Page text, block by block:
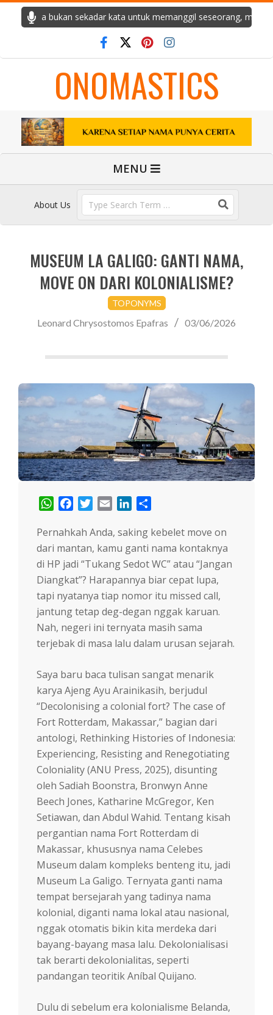
cerita. Ia bukan sekadar kata untuk memanggil seseorang,
ONOMASTICS
MENU
About Us
MUSEUM LA GALIGO: GANTI NAMA,
MOVE ON DARI KOLONIALISME?
TOPONYMS
Leonard Chrysostomos Epafras 03/06/2026
WhatsApp
FacebookTwitter
Email LinkedIn
Pernahkah Anda, saking kebelet move on
dari mantan, kamu ganti nama kontaknya
di HP jadi “Tukang Sedot WC” atau “Jangan
Diangkat”? Harapannya biar cepat lupa,
tapi nyatanya tiap nomor itu missed call,
jantung tetap deg-degan nggak karuan.
Nah, negeri ini ternyata masih sama
terjebak di masa lalu dalam urusan sejarah.
Saya baru baca tulisan sangat menarik
karya Ajeng Ayu Arainikasih, berjudul
“Decolonising a colonial fort? The case of
Fort Rotterdam, Makassar,” bagian dari
antologi, Rethinking Histories of Indonesia:
Experiencing, Resisting and Renegotiating
Coloniality (ANU Press, 2025), disunting
oleh Sadiah Boonstra, Bronwyn Anne
Beech Jones, Katharine McGregor, Ken
Setiawan, dan Abdul Wahid. Tentang kisah
pergantian nama Fort Rotterdam di
Makassar, khususnya nama Celebes
Museum dalam kompleks benteng itu, jadi
Museum La Galigo. Ternyata ganti nama
tempat bersejarah yang tadinya nama
kolonial, diganti nama lokal atau nasional,
nggak otomatis bikin kita merdeka dari
bayang-bayang masa lalu. Dekolonialisasi
tak berarti dekolonialitas, seperti
pandangan teoritik Aníbal Quijano.
Dulu di sebelum era kolonialisme Belanda,